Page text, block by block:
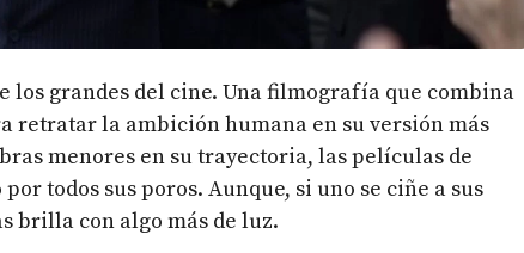
los grandes del cine. Una filmografía que combina
retratar la ambición humana en su versión más
menores en su trayectoria, las películas de
todos sus poros. Aunque, si uno se ciñe a sus
brilla con algo más de luz.